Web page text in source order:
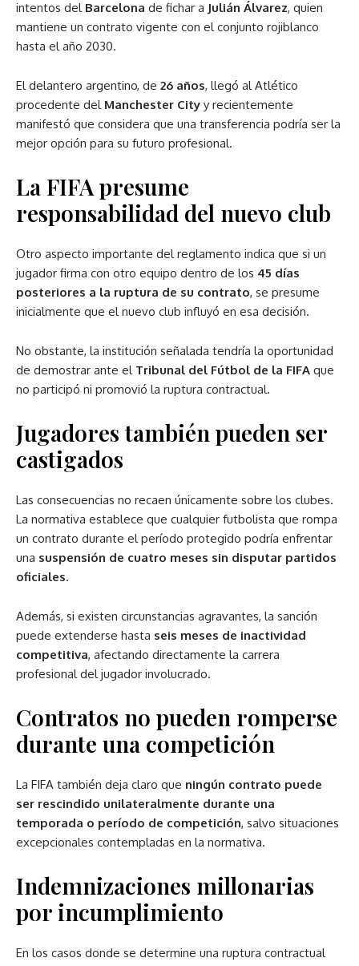
intentos del Barcelona de fichar a Julián Álvarez, quien
mantiene un contrato vigente con el conjunto rojiblanco
hasta el año 2030.
El delantero argentino, de 26 años, llegó al Atlético
procedente del Manchester City y recientemente
manifestó que considera que una transferencia podría ser la
mejor opción para su futuro profesional.
La FIFA presume
responsabilidad del nuevo club
Otro aspecto importante del reglamento indica que si un
jugador firma con otro equipo dentro de los 45 días
posteriores a la ruptura de su contrato, se presume
inicialmente que el nuevo club influyó en esa decisión.
No obstante, la institución señalada tendría la oportunidad
de demostrar ante el Tribunal del Fútbol de la FIFA que
no participó ni promovió la ruptura contractual.
Jugadores también pueden ser
castigados
Las consecuencias no recaen únicamente sobre los clubes.
La normativa establece que cualquier futbolista que rompa
un contrato durante el período protegido podría enfrentar
una suspensión de cuatro meses sin disputar partidos
oficiales.
Además, si existen circunstancias agravantes, la sanción
puede extenderse hasta seis meses de inactividad
competitiva, afectando directamente la carrera
profesional del jugador involucrado.
Contratos no pueden romperse
durante una competición
La FIFA también deja claro que ningún contrato puede
ser rescindido unilateralmente durante una
temporada o período de competición, salvo situaciones
excepcionales contempladas en la normativa.
Indemnizaciones millonarias
por incumplimiento
En los casos donde se determine una ruptura contractual